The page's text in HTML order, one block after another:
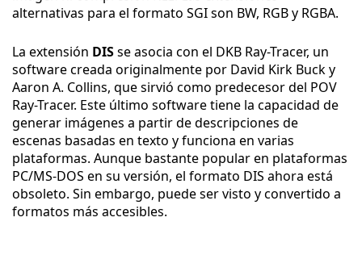
alternativas para el formato SGI son BW, RGB y RGBA.
La extensión DISse asocia con el DKB Ray-Tracer, un
software creada originalmente por David Kirk Buck y
Aaron A. Collins, que sirvió como predecesor del POV
Ray-Tracer. Este último software tiene la capacidad de
generar imágenes a partir de descripciones de
escenas basadas en texto y funciona en varias
plataformas. Aunque bastante popular en plataformas
PC/MS-DOS en su versión, el formato DIS ahora está
obsoleto. Sin embargo, puede ser visto y convertido a
formatos más accesibles.